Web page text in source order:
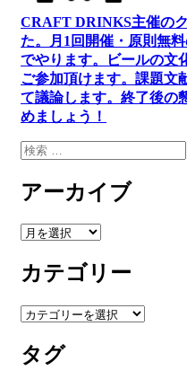
CRAFT DRINKS主催の
た。
月1回開催・原則無
でやります。
ビールの文
ご参加頂けます。 課題文
て議論します。 終了後の
めましょう！
検
アーカイブ
ア
カ
イ
ブ
カテゴリー
カ
ゴ
リ
タグ